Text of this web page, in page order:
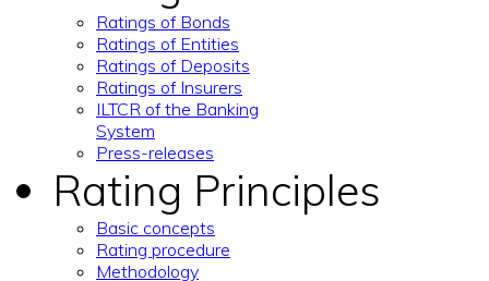
Ratings of Bonds
Ratings of Entities
Ratings of Deposits
Ratings of Insurers
ILTCR of the Banking
System
Press-releases
Rating Principles
Basic concepts
Rating procedure
Methodology